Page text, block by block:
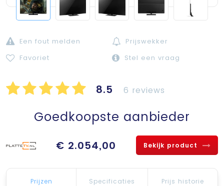
Een fout melden
Prijswekker
Favoriet
Stel een vraag
8.5 6 reviews
Goedkoopste aanbieder
€ 2.054,00 Bekijk product
Prijzen Specificaties Prijs historie